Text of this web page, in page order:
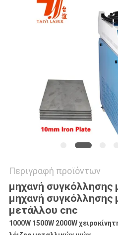
Περιγραφή προϊόντων
μηχανή συγκόλλησης
μηχανή συγκόλλησης
μετάλλου cnc
1000W 1500W 2000W